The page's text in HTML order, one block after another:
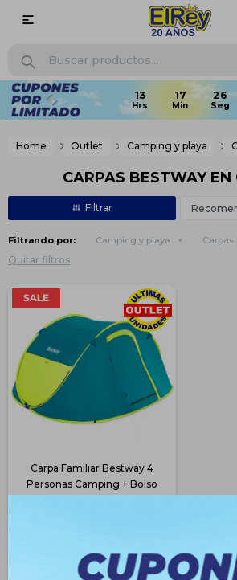

13 17 26
Home Outlet Camping y playa
CARPAS BESTWAY EN
Filtrando por: Camping y playa Carpas
Quitar filtros
Carpa Familiar Bestway 4
Personas Camping + Bolso
$ 1.907